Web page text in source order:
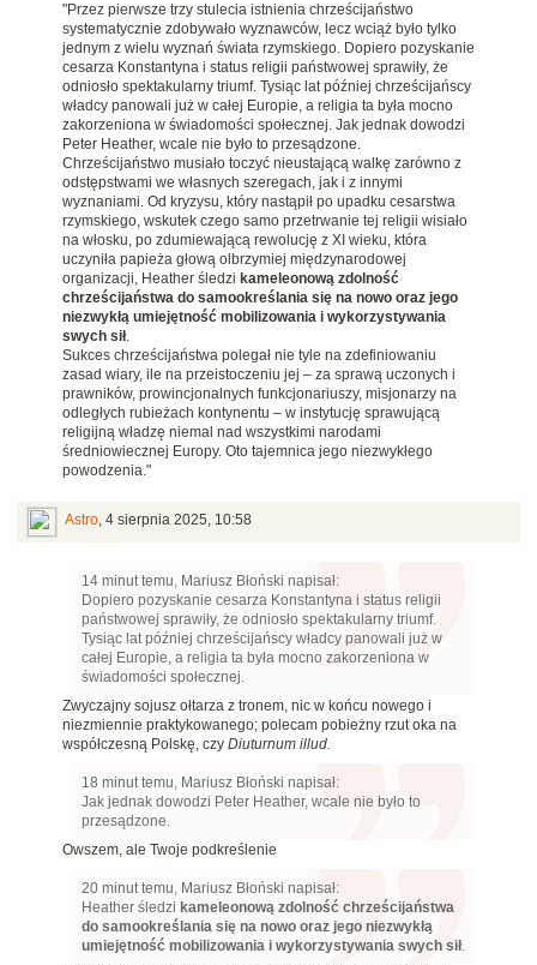
"Przez pierwsze trzy stulecia istnienia chrześcijaństwo
systematycznie zdobywało wyznawców, lecz wciąż było tylko
jednym z wielu wyznań świata rzymskiego. Dopiero pozyskanie
cesarza Konstantyna i status religii państwowej sprawiły, że
odniosło spektakularny triumf. Tysiąc lat później chrześcijańscy
władcy panowali już w całej Europie, a religia ta była mocno
zakorzeniona w świadomości społecznej. Jak jednak dowodzi
Peter Heather, wcale nie było to przesądzone.
Chrześcijaństwo musiało toczyć nieustającą walkę zarówno z
odstępstwami we własnych szeregach, jak i z innymi
wyznaniami. Od kryzysu, który nastąpił po upadku cesarstwa
rzymskiego, wskutek czego samo przetrwanie tej religii wisiało
na włosku, po zdumiewającą rewolucję z XI wieku, która
uczyniła papieża głową olbrzymiej międzynarodowej
organizacji, Heather śledzi kameleonową zdolność
chrześcijaństwa do samookreślania się na nowo oraz jego
niezwykłą umiejętność mobilizowania i wykorzystywania
swych sił.
Sukces chrześcijaństwa polegał nie tyle na zdefiniowaniu
zasad wiary, ile na przeistoczeniu jej – za sprawą uczonych i
prawników, prowincjonalnych funkcjonariuszy, misjonarzy na
odległych rubieżach kontynentu – w instytucję sprawującą
religijną władzę niemal nad wszystkimi narodami
średniowiecznej Europy. Oto tajemnica jego niezwykłego
powodzenia."
Astro, 4 sierpnia 2025, 10:58
14 minut temu, Mariusz Błoński napisał:
Dopiero pozyskanie cesarza Konstantyna i status religii
państwowej sprawiły, że odniosło spektakularny triumf.
Tysiąc lat później chrześcijańscy władcy panowali już w
całej Europie, a religia ta była mocno zakorzeniona w
świadomości społecznej.
Zwyczajny sojusz ołtarza z tronem, nic w końcu nowego i
niezmiennie praktykowanego; polecam pobieżny rzut oka na
współczesną Polskę, czy Diuturnum illud.
18 minut temu, Mariusz Błoński napisał:
Jak jednak dowodzi Peter Heather, wcale nie było to
przesądzone.
Owszem, ale Twoje podkreślenie
20 minut temu, Mariusz Błoński napisał:
Heather śledzi kameleonową zdolność chrześcijaństwa
do samookreślania się na nowo oraz jego niezwykłą
umiejętność mobilizowania i wykorzystywania swych sił.